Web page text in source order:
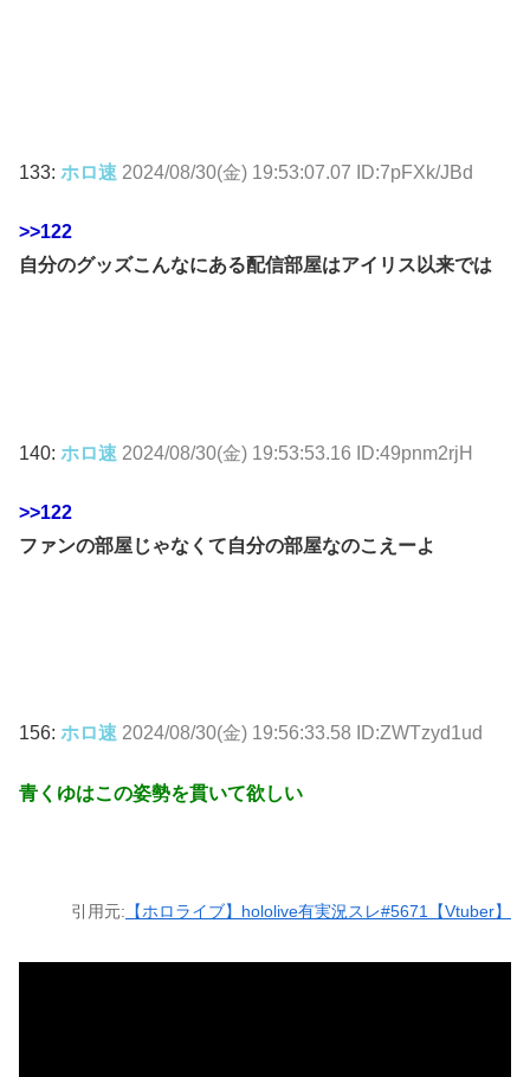
133: ホロ速 2024/08/30(金) 19:53:07.07 ID:7pFXk/JBd
>>122
自分のグッズこんなにある配信部屋はアイリス以来では
140: ホロ速 2024/08/30(金) 19:53:53.16 ID:49pnm2rjH
>>122
ファンの部屋じゃなくて自分の部屋なのこえーよ
156: ホロ速 2024/08/30(金) 19:56:33.58 ID:ZWTzyd1ud
青くゆはこの姿勢を貫いて欲しい
引用元: 【ホロライブ】hololive有実況スレ#5671【Vtuber】